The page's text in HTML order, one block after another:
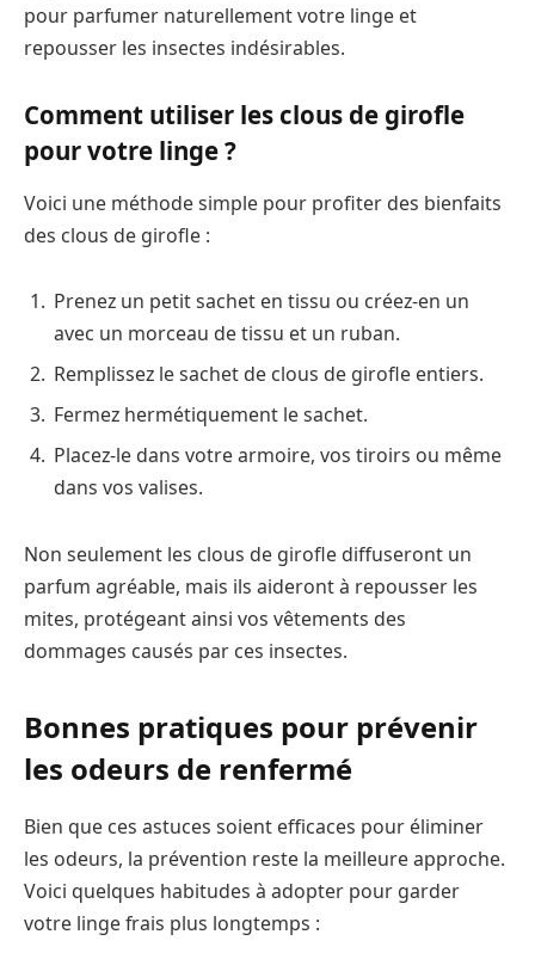
pour parfumer naturellement votre linge et
repousser les insectes indésirables.
Comment utiliser les clous de girofle
pour votre linge ?
Voici une méthode simple pour profiter des bienfaits
des clous de girofle :
Prenez un petit sachet en tissu ou créez-en un
avec un morceau de tissu et un ruban.
Remplissez le sachet de clous de girofle entiers.
Fermez hermétiquement le sachet.
Placez-le dans votre armoire, vos tiroirs ou même
dans vos valises.
Non seulement les clous de girofle diffuseront un
parfum agréable, mais ils aideront à repousser les
mites, protégeant ainsi vos vêtements des
dommages causés par ces insectes.
Bonnes pratiques pour prévenir
les odeurs de renfermé
Bien que ces astuces soient efficaces pour éliminer
les odeurs, la prévention reste la meilleure approche.
Voici quelques habitudes à adopter pour garder
votre linge frais plus longtemps :